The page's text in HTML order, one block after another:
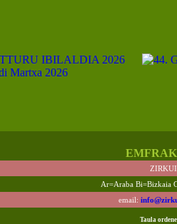
Ar=Araba Bi=Bizkaia
email:
Taula